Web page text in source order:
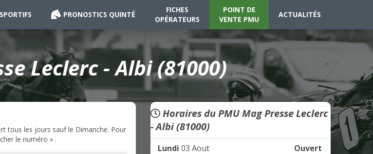
PRONOSTICS QUINTÉ
FICHES
OPÉRATEURS
POINT DE
VENTE PMU
ACTUALITÉS
Leclerc - Albi (81000)
tous les jours sauf le Dimanche. Pour
le numéro » .
Horaires du PMU Mag Presse Leclerc
- Albi (81000)
Lundi 03 Aout
Ouvert